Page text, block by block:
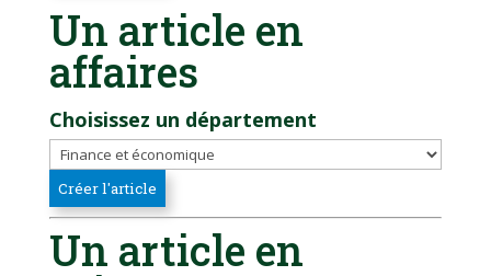
Un article en
affaires
Choisissez un département
Un article en